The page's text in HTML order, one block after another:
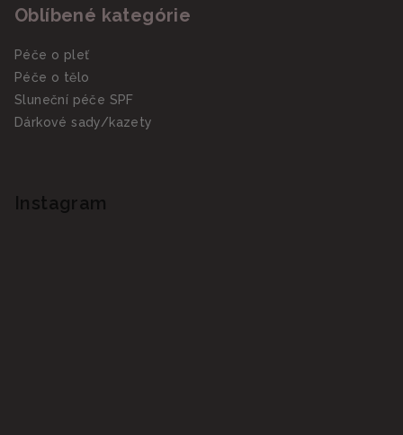
Oblíbené kategórie
Péče o pleť
Péče o tělo
Sluneční péče SPF
Dárkové sady/kazety
Instagram